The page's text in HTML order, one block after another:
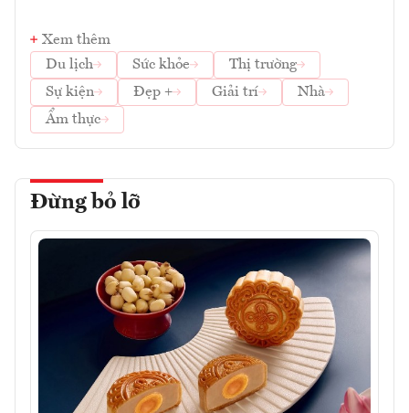
Xem thêm
Du lịch
Sức khỏe
Thị trường
Sự kiện
Đẹp + Giải trí
Nhà
Ẩm thực
Đừng bỏ lỡ